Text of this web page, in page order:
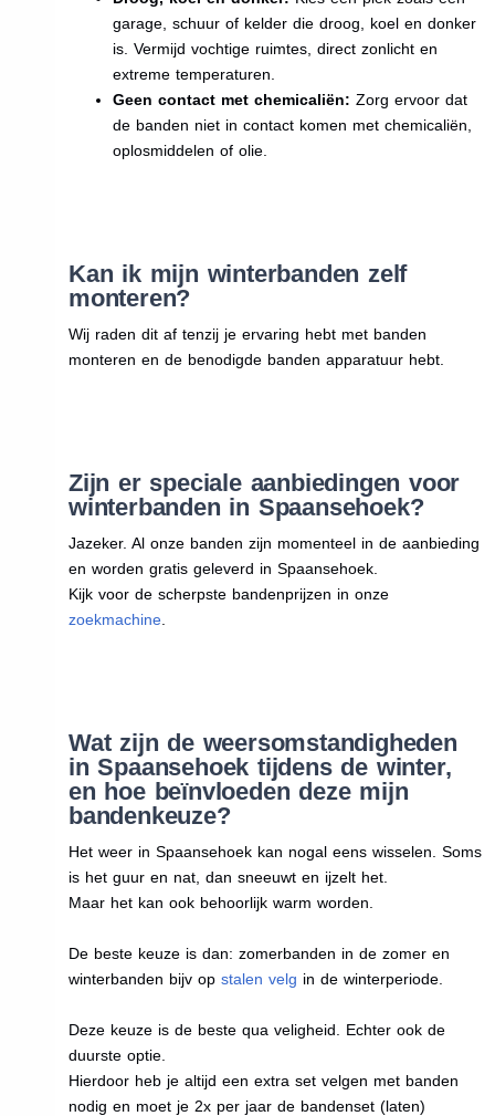
garage, schuur of kelder die droog, koel en donker
is. Vermijd vochtige ruimtes, direct zonlicht en
extreme temperaturen.
Geen contact met chemicaliën: Zorg ervoor dat
de banden niet in contact komen met chemicaliën,
oplosmiddelen of olie.
Kan ik mijn winterbanden zelf
monteren?
Wij raden dit af tenzij je ervaring hebt met banden
monteren en de benodigde banden apparatuur hebt.
Zijn er speciale aanbiedingen voor
winterbanden in Spaansehoek?
Jazeker. Al onze banden zijn momenteel in de aanbieding
en worden gratis geleverd in Spaansehoek.
Kijk voor de scherpste bandenprijzen in onze
zoekmachine.
Wat zijn de weersomstandigheden
in Spaansehoek tijdens de winter,
en hoe beïnvloeden deze mijn
bandenkeuze?
Het weer in Spaansehoek kan nogal eens wisselen. Soms
is het guur en nat, dan sneeuwt en ijzelt het.
Maar het kan ook behoorlijk warm worden.
De beste keuze is dan: zomerbanden in de zomer en
winterbanden bijv op stalen velg in de winterperiode.
Deze keuze is de beste qua veligheid. Echter ook de
duurste optie.
Hierdoor heb je altijd een extra set velgen met banden
nodig en moet je 2x per jaar de bandenset (laten)